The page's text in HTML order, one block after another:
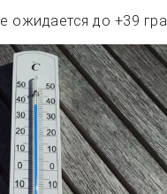
ожидается до +39